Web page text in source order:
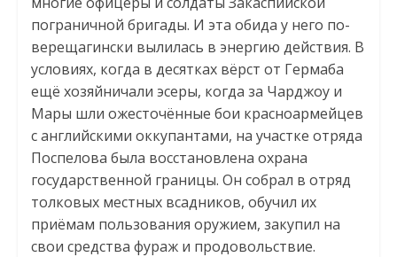
пограничной бригады. И эта обида у него по-
верещагински вылилась в энергию действия. В
условиях, когда в десятках вёрст от Гермаба
ещё хозяйничали эсеры, когда за Чарджоу и
Мары шли ожесточённые бои красноармейцев
с английскими оккупантами, на участке отряда
Поспелова была восстановлена охрана
государственной границы. Он собрал в отряд
толковых местных всадников, обучил их
приёмам пользования оружием, закупил на
свои средства фураж и продовольствие.